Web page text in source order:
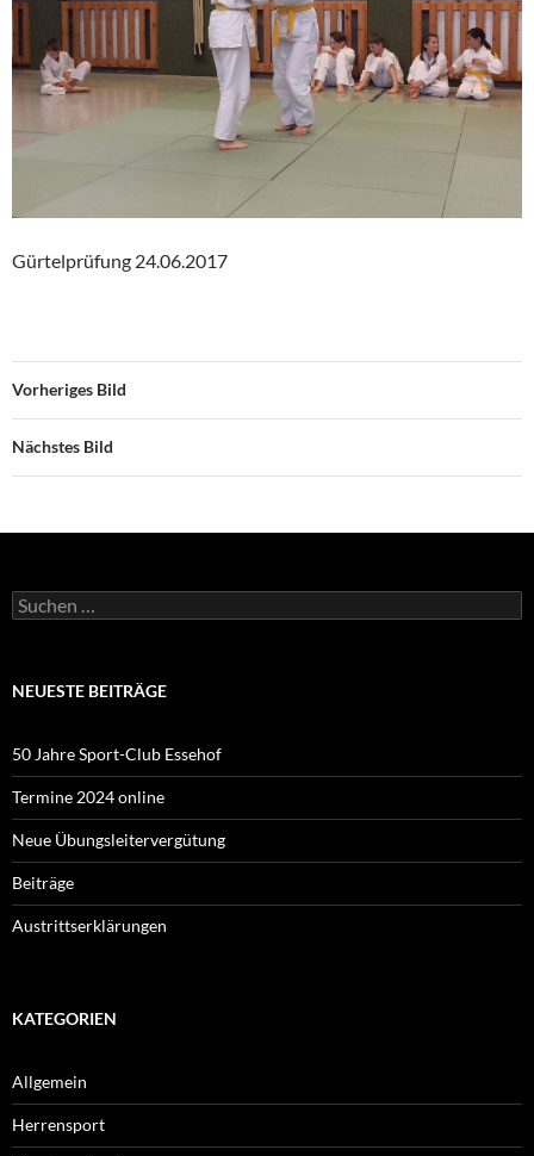
Gürtelprüfung 24.06.2017
Vorheriges Bild
Nächstes Bild
Suchen
nach:
NEUESTE BEITRÄGE
50 Jahre Sport-Club Essehof
Termine 2024 online
Neue Übungsleitervergütung
Beiträge
Austrittserklärungen
KATEGORIEN
Allgemein
Herrensport